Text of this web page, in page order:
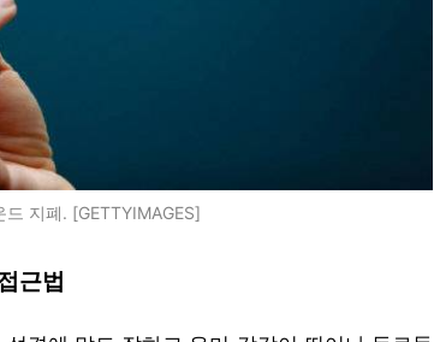
지폐. [GETTYIMAGES]
근법